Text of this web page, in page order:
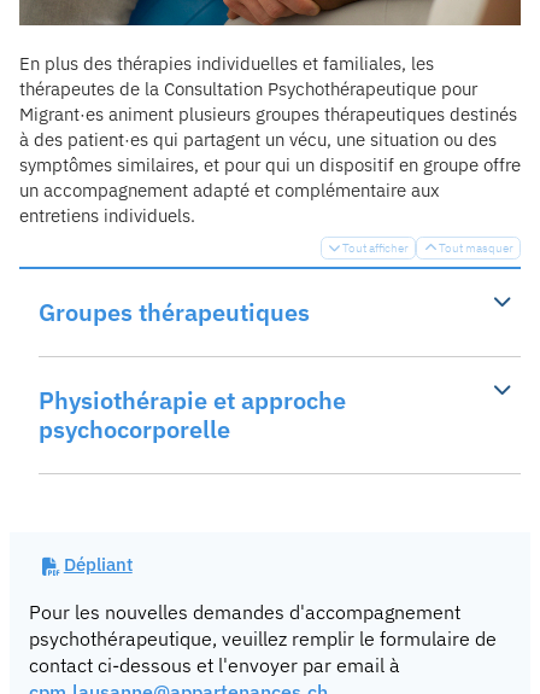
En plus des thérapies individuelles et familiales, les
thérapeutes de la Consultation Psychothérapeutique pour
Migrant·es animent plusieurs groupes thérapeutiques destinés
à des patient·es qui partagent un vécu, une situation ou des
symptômes similaires, et pour qui un dispositif en groupe offre
un accompagnement adapté et complémentaire aux
entretiens individuels.
 Tout afficher  Tout masquer
Groupes thérapeutiques
Physiothérapie et approche
psychocorporelle
Dépliant
Pour les nouvelles demandes d'accompagnement
psychothérapeutique, veuillez remplir le formulaire de
contact ci-dessous et l'envoyer par email à